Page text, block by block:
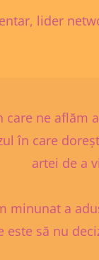
lider
ne aflăm
în care
artei de a
minunat a
este să nu